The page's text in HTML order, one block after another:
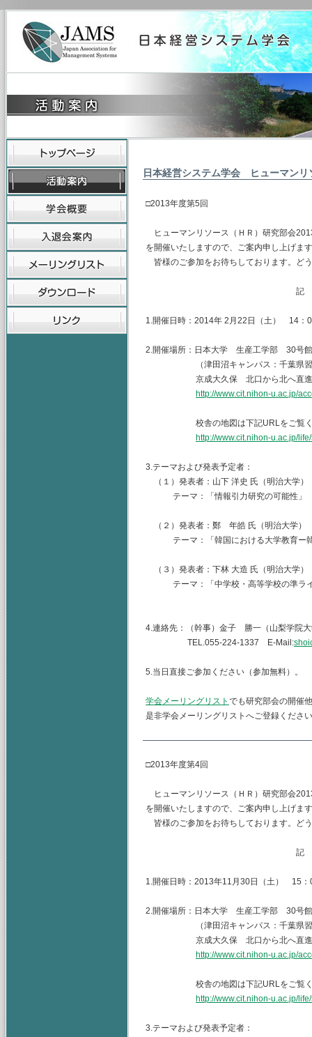
日本経営システム学会 ヒューマンリ
□2013年度第5回
ヒューマンリソース（ＨＲ）研究部会
を開催いたしますので、ご案内申し上げま
皆様のご参加をお待ちしております。ど
記
1.開催日時：2014年 2月22日（土） 14：
2.開催場所：日本大学 生産工学部 30号
（津田沼キャンパス：千葉県習志
京成大久保 北口から北へ直進
http://www.cit.nihon-u.ac.jp/
校舎の地図は下記URLをご覧くだ
http://www.cit.nihon-u.ac.jp/
3.テーマおよび発表予定者：
（１）発表者：山下 洋史 氏（明治大学）
テーマ：「情報引力研究の可能性」
（２）発表者：鄭 年皓 氏（明治大学）
テーマ：「韓国における大学教育ー韓
（３）発表者：下林 大造 氏（明治大学）
テーマ：「中学校・高等学校の準ライ
4.連絡先：（幹事）金子 勝一（山梨学院
TEL.055-224-1337 E-Mail:
5.当日直接ご参加ください（参加無料）。
学会メーリングリスト でも研究部会の開催
是非学会メーリングリストへご登録くださ
□2013年度第4回
ヒューマンリソース（ＨＲ）研究部会
を開催いたしますので、ご案内申し上げま
皆様のご参加をお待ちしております。ど
記
1.開催日時：2013年11月30日（土） 15：
2.開催場所：日本大学 生産工学部 30号
（津田沼キャンパス：千葉県習志
京成大久保 北口から北へ直進
http://www.cit.nihon-u.ac.jp/
校舎の地図は下記URLをご覧くだ
http://www.cit.nihon-u.ac.jp/
3.テーマおよび発表予定者：